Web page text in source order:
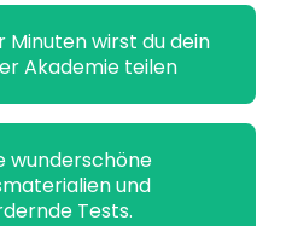
Minuten wirst du dein
Akademie teilen
wunderschöne
und
Tests.